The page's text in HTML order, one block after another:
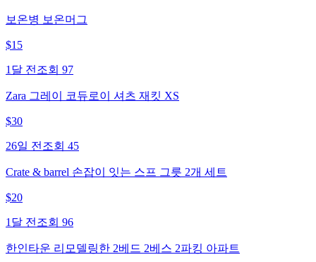
보온병 보온머그
$15
1달 전 조회 97
Zara 그레이 코듀로이 셔츠 재킷 XS
$30
26일 전 조회 45
Crate & barrel 손잡이 잇는 스프 그릇 2개 세트
$20
1달 전 조회 96
한인타운 리모델링한 2베드 2베스 2파킹 아파트